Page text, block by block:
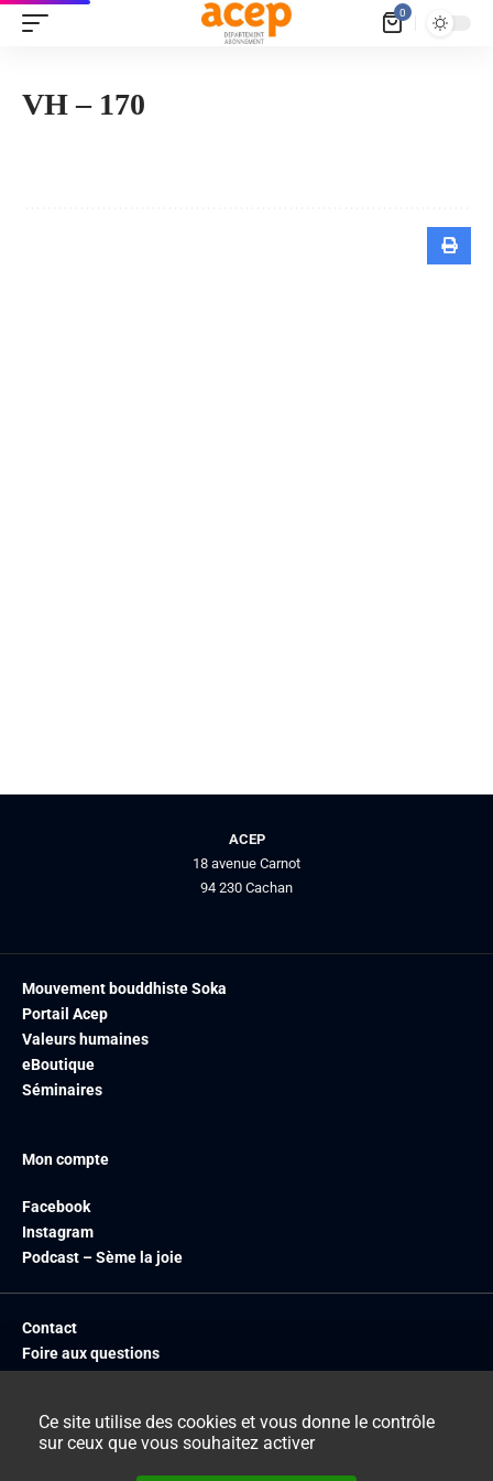
0
VH – 170
ACEP
18 avenue Carnot
94 230 Cachan
Mouvement bouddhiste Soka
Portail Acep
Valeurs humaines
eBoutique
Séminaires
Mon compte
Facebook
Instagram
Podcast – Sème la joie
Contact
Foire aux questions
CGV
Panneau de gestion des cookies
Ce site utilise des cookies et vous donne le contrôle
sur ceux que vous souhaitez activer